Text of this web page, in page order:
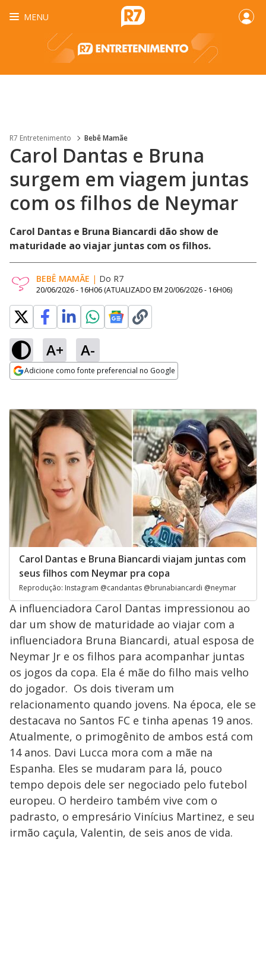
MENU
R7 Entretenimento Bebê Mamãe
Carol Dantas e Bruna
surgem em viagem juntas
com os filhos de Neymar
Carol Dantas e Bruna Biancardi dão show de
maturidade ao viajar juntas com os filhos.
BEBÊ MAMÃE | Do R7
20/06/2026 - 16H06 (ATUALIZADO EM 20/06/2026 - 16H06)
A+ A-
Adicione como fonte preferencial no Google
Carol Dantas e Bruna Biancardi viajam juntas com
seus filhos com Neymar pra copa
Reprodução: Instagram @candantas @brunabiancardi @neymar
A influenciadora Carol Dantas impressionou ao
dar um show de maturidade ao viajar com a
influenciadora Bruna Biancardi, atual esposa de
Neymar Jr e os filhos para acompanhar juntas
os jogos da copa. Ela é mãe do filho mais velho
do jogador. Os dois tiveram um
relacionamento quando jovens. Na época, ele se
destacava no Santos FC e tinha apenas 19 anos.
Atualmente, o primogênito de ambos está com
14 anos. Davi Lucca mora com a mãe na
Espanha. Eles se mudaram para lá, pouco
tempo depois dele ser negociado pelo futebol
europeu. O herdeiro também vive com o
padrasto, o empresário Vinícius Martinez, e seu
irmão caçula, Valentin, de seis anos de vida.